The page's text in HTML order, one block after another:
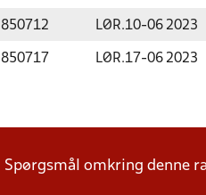
850712 LØR.10-06 2023
850717 LØR.17-06 2023
Spørgsmål omkring denne